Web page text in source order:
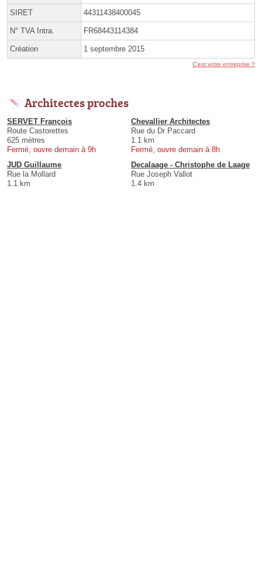
SIRET 44311438400045
N° TVA Intra. FR68443114384
Création 1 septembre 2015
C'est votre entreprise ?
Architectes proches
SERVET François
Route Castorettes
625 mètres
Fermé, ouvre demain à 9h
Chevallier Architectes
Rue du Dr Paccard
1.1 km
Fermé, ouvre demain à 8h
JUD Guillaume
Rue la Mollard
1.1 km
Decalaage - Christophe de Laage
Rue Joseph Vallot
1.4 km